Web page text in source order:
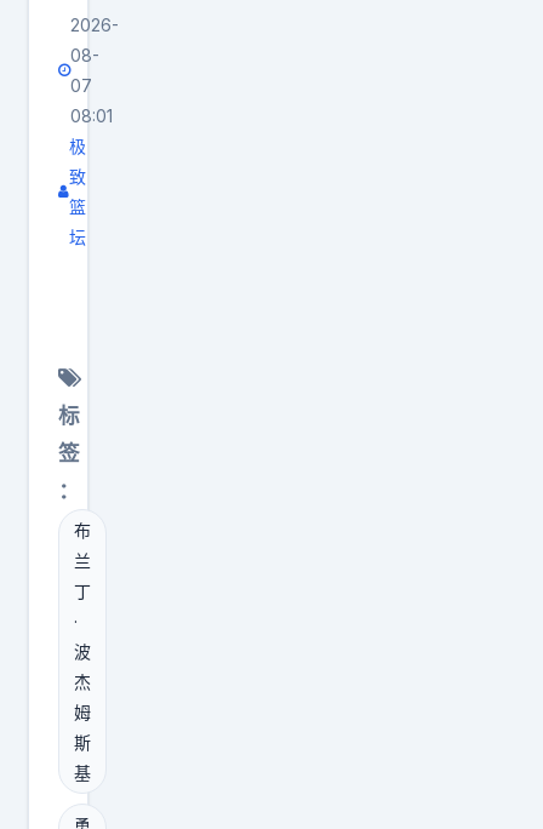
将
谁
更
强
，
可
结
我
一
次
又
一
次
的
失
算
未
来
浓
自
然
是
愿
意
和
提
前
，
甚
至
还
有
可
能
是
一
份
顶
薪
合
场
3
分
起
步
，
硬
，
根
本
扛
不
住
。
人
的
是
，
换
防
年
轻
核
心
深
度
可
厚
了
上
限
反
而
会
被
4
、
霍
金
斯
—
—
0
2
万
元
、
麦
戈
文
斯
—
—
薪
2026-
08-
07
08:01
极
致
篮
坛
斯
基
真
狮
子
大
开
口
啊
！
据
N
B
标
签
：
布
兰
丁
·
波
杰
姆
斯
基
勇